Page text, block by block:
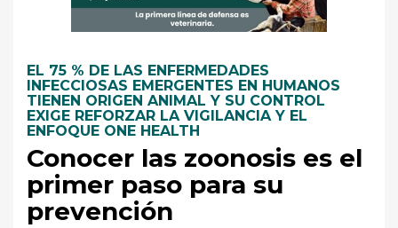
EL 75 % DE LAS ENFERMEDADES
INFECCIOSAS EMERGENTES EN HUMANOS
TIENEN ORIGEN ANIMAL Y SU CONTROL
EXIGE REFORZAR LA VIGILANCIA Y EL
ENFOQUE ONE HEALTH
Conocer las zoonosis es el
primer paso para su
prevención